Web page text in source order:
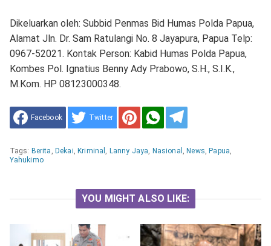
Dikeluarkan oleh: Subbid Penmas Bid Humas Polda Papua,
Alamat Jln. Dr. Sam Ratulangi No. 8 Jayapura, Papua Telp:
0967-52021. Kontak Person: Kabid Humas Polda Papua,
Kombes Pol. Ignatius Benny Ady Prabowo, S.H., S.I.K.,
M.Kom. HP 08123000348.
Facebook Twitter
Tags: Berita , Dekai, Kriminal , Lanny Jaya, Nasional , News, Papua,
Yahukimo
YOU MIGHT ALSO LIKE: